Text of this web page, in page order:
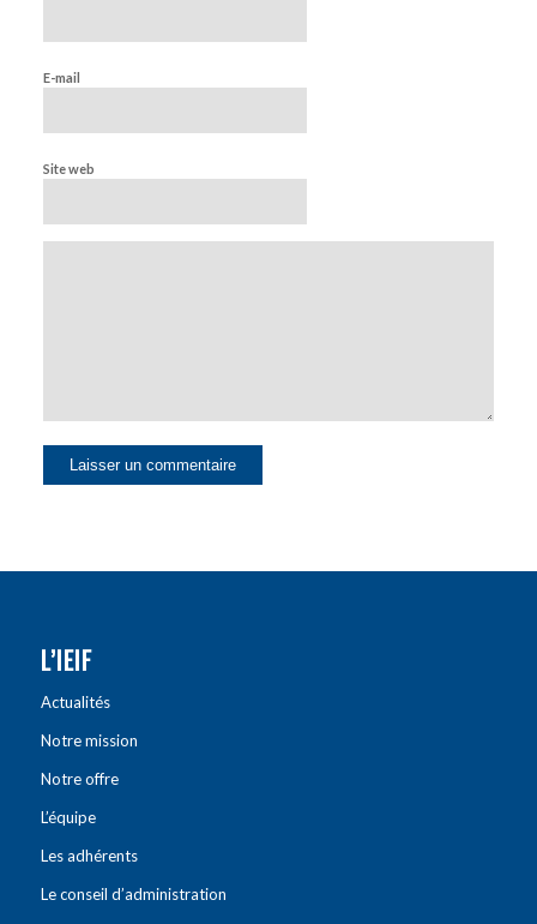
E-mail
Site web
L’IEIF
Actualités
Notre mission
Notre offre
L’équipe
Les adhérents
Le conseil d’administration